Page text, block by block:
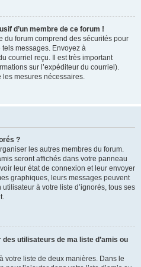
d’un membre de ce forum !
du forum comprend des sécurités pour
messages. Envoyez à
courriel reçu. Il est très important
sur l’expéditeur du courriel).
les mesures nécessaires.
?
les autres membres du forum.
seront affichés dans votre panneau
leur état de connexion et leur envoyer
graphiques, leurs messages peuvent
à votre liste d’ignorés, tous ses
utilisateurs de ma liste d’amis ou
votre liste de deux manières. Dans le